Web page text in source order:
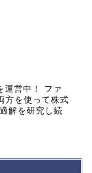
運営中！ ファ
方を使って株式
解を研究し続